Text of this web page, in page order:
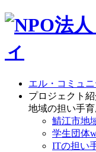
エル・コミュ
プロジェクト
地域の担い手
鯖江市地
学生団体
ITの担い